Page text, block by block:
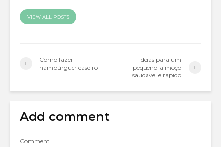
VIEW ALL POSTS
Como fazer
hambúrguer caseiro
Ideias para um
pequeno-almoço
saudável e rápido
Add comment
Comment